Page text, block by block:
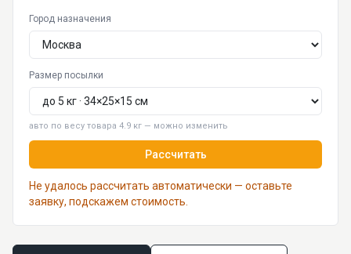
Город назначения
Размер посылки
авто по весу товара 4.9 кг — можно изменить
Рассчитать
Не удалось рассчитать автоматически — оставьте
заявку, подскажем стоимость.